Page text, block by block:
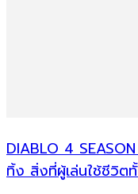
DIABLO 4
ทิ้ง สิ่งที่ผู้เล่นใช้ชีวิต